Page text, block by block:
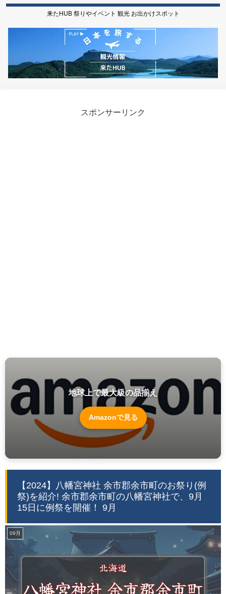
来たHUB 祭りやイベント 観光 お出かけスポット
スポンサーリンク
地球上で最大級の品揃え
Amazonで見る
【2024】八幡宮神社 余市郡余市町のお祭り(例
祭)を紹介! 余市郡余市町の八幡宮神社で、9月
15日に例祭を開催！ 9月
09月